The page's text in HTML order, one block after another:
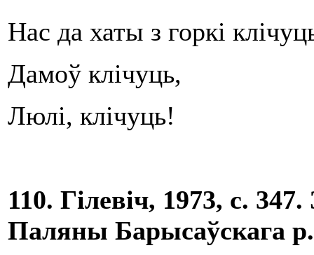
Нас да хаты з горкі
Дамоў клічуць,
Люлі, клічуць!
110. Гілевіч, 1973, с.
Паляны Барысаўскага